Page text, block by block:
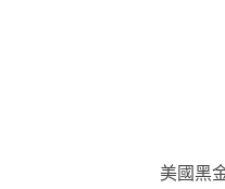
美國黑